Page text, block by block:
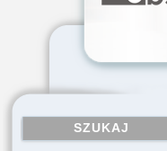
SZUKAJ